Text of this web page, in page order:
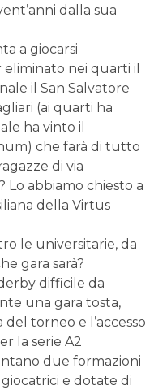
dalla sua
a giocarsi
eliminato nei quarti il
il San Salvatore
(ai quarti ha
ha vinto il
che farà di tutto
di via
Lo abbiamo chiesto a
della Virtus
le universitarie, da
gara sarà?
difficile da
una gara tosta,
torneo e l’accesso
la serie A2
due formazioni
e dotate di